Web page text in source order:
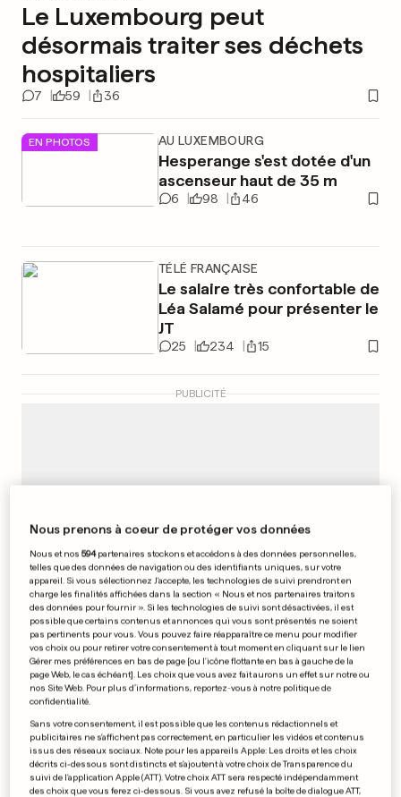
Le Luxembourg peut
désormais traiter ses déchets
hospitaliers
7 59 36
EN PHOTOS AU LUXEMBOURG
Hesperange s'est dotée d'un
ascenseur haut de 35 m
6 98 46
TÉLÉ FRANÇAISE
Le salaire très confortable de
Léa Salamé pour présenter le
JT
25 234 15
PUBLICITÉ
CHINE
Ils publient des photos intimes
de leurs femmes sans leur
accord
3 60 4
Nous prenons à coeur de protéger vos données
Nous et nos594partenaires stockons et accédons à des données personnelles,
telles que des données de navigation ou des identifiants uniques, sur votre
appareil. Si vous sélectionnez J'accepte, les technologies de suivi prendront en
charge les finalités affichées dans la section « Nous et nos partenaires traitons
des données pour fournir ». Si les technologies de suivi sont désactivées, il est
possible que certains contenus et annonces qui vous sont présentés ne soient
pas pertinents pour vous. Vous pouvez faire réapparaître ce menu pour modifier
vos choix ou pour retirer votre consentement à tout moment en cliquant sur le lien
Gérer mes préférences en bas de page [ou l'icône flottante en bas à gauche de la
page Web, le cas échéant]. Les choix que vous avez fait aurons un effet sur notre ou
nos Site Web. Pour plus d’informations, reportez-vous à notre politique de
confidentialité.
Sans votre consentement, il est possible que les contenus rédactionnels et
publicitaires ne s'affichent pas correctement, en particulier les vidéos et contenus
issus des réseaux sociaux. Note pour les appareils Apple: Les droits et les choix
décrits ci-dessous sont distincts et s'ajoutent à votre choix de Transparence du
suivi de l'application Apple (ATT). Votre choix ATT sera respecté indépendamment
des choix que vous ferez ci-dessous. Si vous avez refusé la boîte de dialogue ATT,